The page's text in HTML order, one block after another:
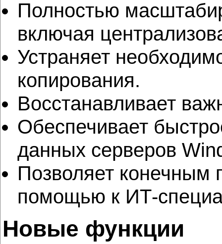
Полностью
включая
Устраняет
копирования.
Восстанавливает
Обеспечивает
данных серверов
Позволяет конечным
помощью к ИТ-
Новые функции